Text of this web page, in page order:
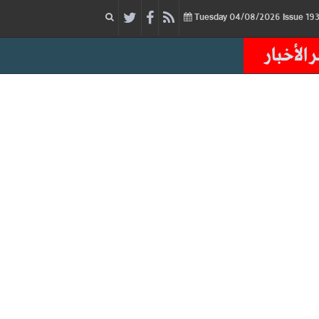
04/08/2026 Issue
الأخبار